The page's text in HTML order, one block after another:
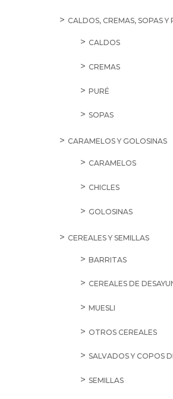
CALDOS, CREMAS, SOPAS Y
CALDOS
CREMAS
PURÉ
SOPAS
CARAMELOS Y GOLOSINAS
CARAMELOS
CHICLES
GOLOSINAS
CEREALES Y SEMILLAS
BARRITAS
CEREALES DE
MUESLI
OTROS CEREALES
SALVADOS Y COPOS
SEMILLAS